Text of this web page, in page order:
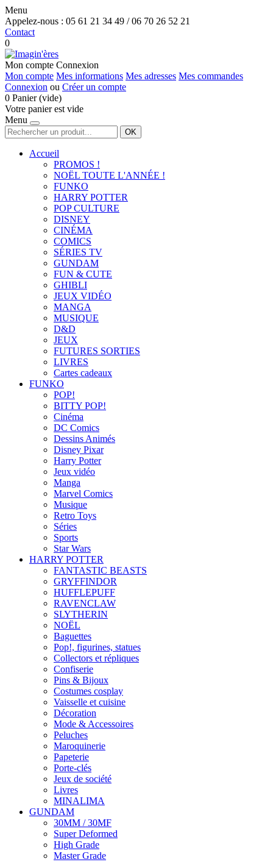
Menu
Appelez-nous : 05 61 21 34 49 / 06 70 26 52 21
Contact
0
Mon compte Connexion
Mon compte Mes informations Mes adresses Mes commandes
Connexion ou Créer un compte
0 Panier (vide)
Votre panier est vide
Menu
OK
Accueil
PROMOS !
NOËL TOUTE L'ANNÉE !
FUNKO
HARRY POTTER
POP CULTURE
DISNEY
CINÉMA
COMICS
SÉRIES TV
GUNDAM
FUN & CUTE
GHIBLI
JEUX VIDÉO
MANGA
MUSIQUE
D&D
JEUX
FUTURES SORTIES
LIVRES
Cartes cadeaux
FUNKO
POP!
BITTY POP!
Cinéma
DC Comics
Dessins Animés
Disney Pixar
Harry Potter
Jeux vidéo
Manga
Marvel Comics
Musique
Retro Toys
Séries
Sports
Star Wars
HARRY POTTER
FANTASTIC BEASTS
GRYFFINDOR
HUFFLEPUFF
RAVENCLAW
SLYTHERIN
NOËL
Baguettes
Pop!, figurines, statues
Collectors et répliques
Confiserie
Pins & Bijoux
Costumes cosplay
Vaisselle et cuisine
Décoration
Mode & Accessoires
Peluches
Maroquinerie
Papeterie
Porte-clés
Jeux de société
Livres
MINALIMA
GUNDAM
30MM / 30MF
Super Deformed
High Grade
Master Grade